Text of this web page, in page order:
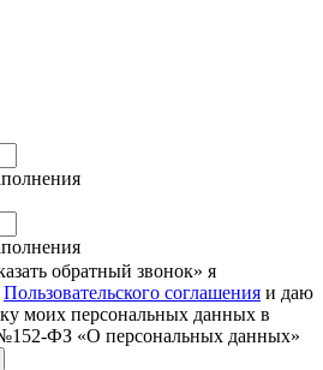
обратный звонок» я
Пользовательского соглашения и даю
моих персональных данных в
№152-ФЗ «О персональных данных»